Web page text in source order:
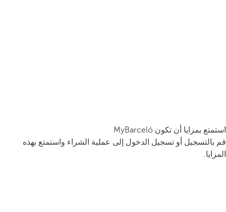
استمتع بمزايا أن تكون MyBarceló
قم بالتسجيل أو تسجيل الدخول إلى عملية الشراء واستمتع بهذه
المزايا.